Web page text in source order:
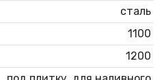
сталь
1100
1200